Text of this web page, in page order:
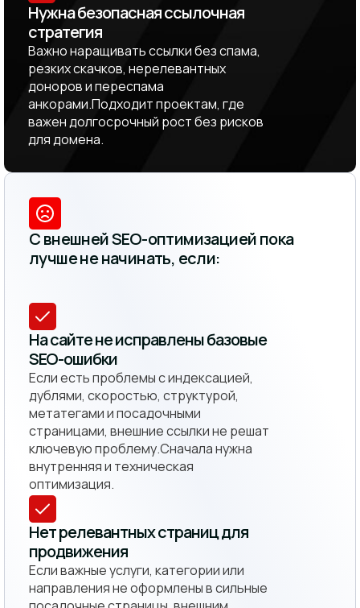
Нужна безопасная ссылочная
стратегия
Важно наращивать ссылки без спама,
резких скачков, нерелевантных
доноров и переспама
анкорами.Подходит проектам, где
важен долгосрочный рост без рисков
для домена.
С внешней SEO-оптимизацией пока
лучше не начинать, если:
На сайте не исправлены базовые
SEO-ошибки
Если есть проблемы с индексацией,
дублями, скоростью, структурой,
метатегами и посадочными
страницами, внешние ссылки не решат
ключевую проблему.Сначала нужна
внутренняя и техническая
оптимизация.
Нет релевантных страниц для
продвижения
Если важные услуги, категории или
направления не оформлены в сильные